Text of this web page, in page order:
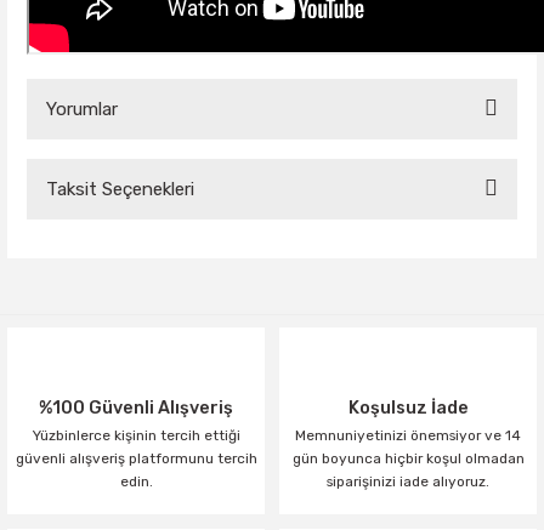
Yorumlar
Taksit Seçenekleri
%100 Güvenli Alışveriş
Yüzbinlerce kişinin tercih ettiği
güvenli alışveriş platformunu tercih
edin.
Koşulsuz İade
Memnuniyetinizi önemsiyor ve 14
gün boyunca hiçbir koşul olmadan
siparişinizi iade alıyoruz.